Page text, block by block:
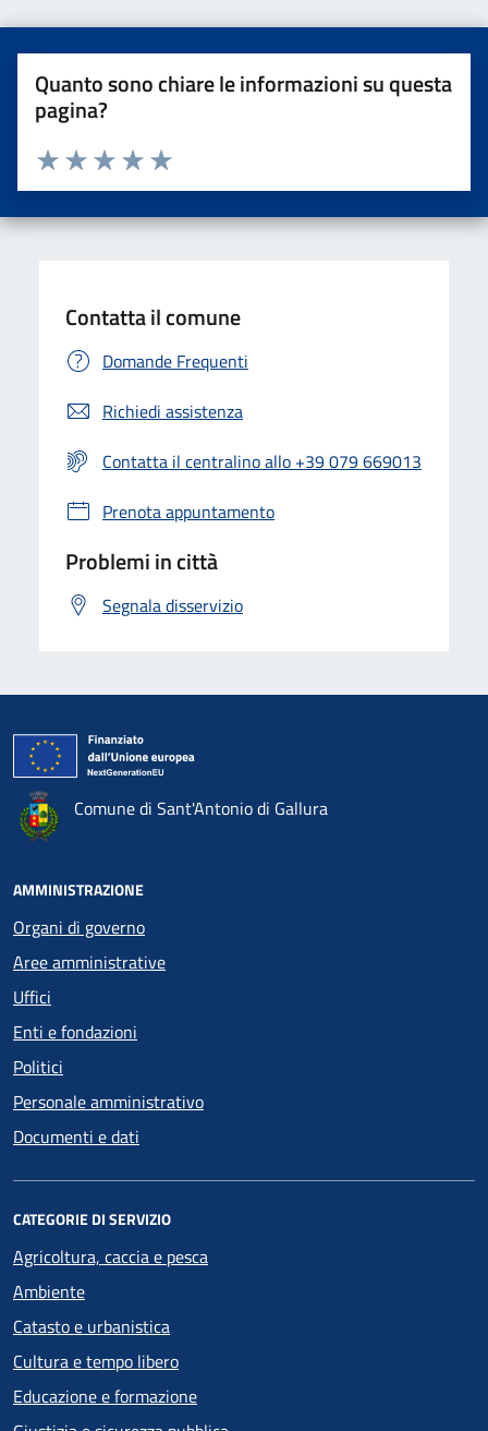
Quanto sono chiare le informazioni su questa
pagina?
Valuta da 1 a 5 stelle la pagina
Valuta 5 stelle su 5
Valuta 4 stelle su 5
Valuta 3 stelle su 5
Valuta 2 stelle su 5
Valuta una stella su 5
Contatta il comune
Domande Frequenti
Richiedi assistenza
Contatta il centralino allo +39 079 669013
Prenota appuntamento
Problemi in città
Segnala disservizio
Comune di Sant'Antonio di Gallura
AMMINISTRAZIONE
Organi di governo
Aree amministrative
Uffici
Enti e fondazioni
Politici
Personale amministrativo
Documenti e dati
CATEGORIE DI SERVIZIO
Agricoltura, caccia e pesca
Ambiente
Catasto e urbanistica
Cultura e tempo libero
Educazione e formazione